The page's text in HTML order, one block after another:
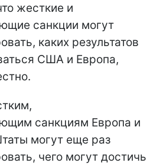
жесткие и
санкции могут
каких результатов
США и Европа,
санкциям Европа и
могут еще раз
чего могут достичь